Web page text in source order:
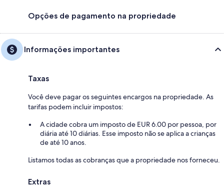
Opções de pagamento na propriedade
Informações importantes
Taxas
Você deve pagar os seguintes encargos na propriedade. As
tarifas podem incluir impostos:
A cidade cobra um imposto de EUR 6.00 por pessoa, por
diária até 10 diárias. Esse imposto não se aplica a crianças
de até 10 anos.
Listamos todas as cobranças que a propriedade nos forneceu.
Extras